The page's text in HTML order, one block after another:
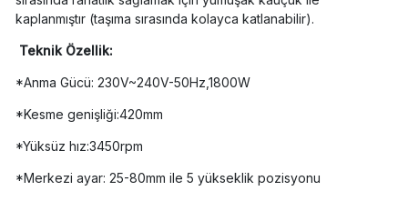
kaplanmıştır (taşıma sırasında kolayca katlanabilir).
Teknik Özellik:
*Anma Gücü: 230V~240V-50Hz,1800W
*Kesme genişliği:420mm
*Yüksüz hız:3450rpm
*Merkezi ayar: 25-80mm ile 5 yükseklik pozisyonu